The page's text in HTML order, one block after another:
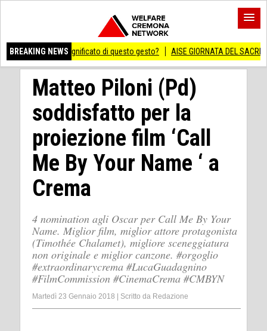
BREAKING NEWS
significato di questo gesto? AISE GIORNATA DEL SACRIFICIO DEL
Matteo Piloni (Pd)
soddisfatto per la
proiezione film ‘Call
Me By Your Name ‘ a
Crema
4 nomination agli Oscar per Call Me By Your
Name. Miglior film, miglior attore protagonista
(Timothée Chalamet), migliore sceneggiatura
non originale e miglior canzone. #orgoglio
#extraordinarycrema #LucaGuadagnino
#FilmCommission #CinemaCrema #CMBYN
Martedì 23 Gennaio 2018 Scritto da Redazione